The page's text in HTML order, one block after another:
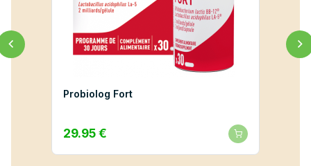
Probiolog Fort
29.95 €